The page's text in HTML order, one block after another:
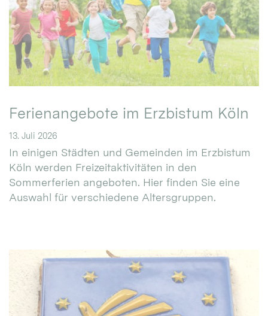
Ferienangebote im Erzbistum Köln
13. Juli 2026
In einigen Städten und Gemeinden im Erzbistum
Köln werden Freizeitaktivitäten in den
Sommerferien angeboten. Hier finden Sie eine
Auswahl für verschiedene Altersgruppen.